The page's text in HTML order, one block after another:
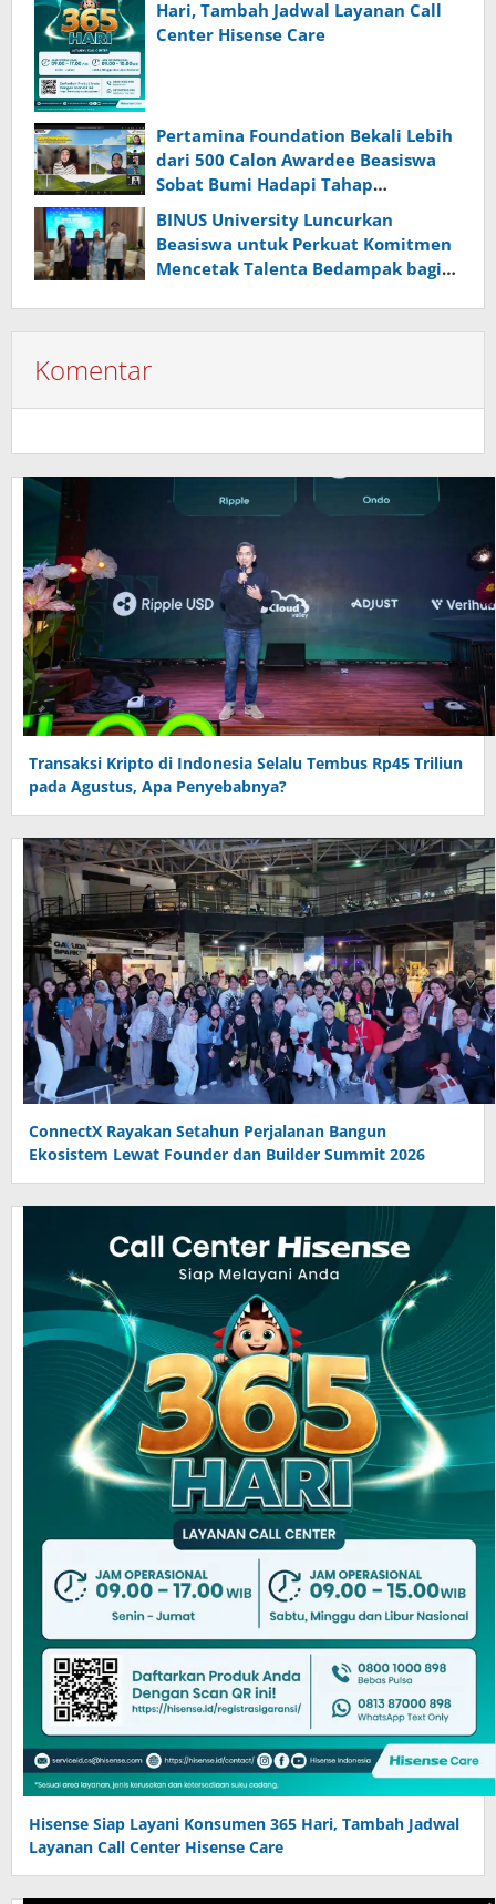
Hari, Tambah Jadwal Layanan Call
Center Hisense Care
Pertamina Foundation Bekali Lebih
dari 500 Calon Awardee Beasiswa
Sobat Bumi Hadapi Tahap
Wawancara
BINUS University Luncurkan
Beasiswa untuk Perkuat Komitmen
Mencetak Talenta Bedampak bagi
Komentar
Transaksi Kripto di Indonesia Selalu Tembus Rp45 Triliun
pada Agustus, Apa Penyebabnya?
ConnectX Rayakan Setahun Perjalanan Bangun
Ekosistem Lewat Founder dan Builder Summit 2026
Hisense Siap Layani Konsumen 365 Hari, Tambah Jadwal
Layanan Call Center Hisense Care